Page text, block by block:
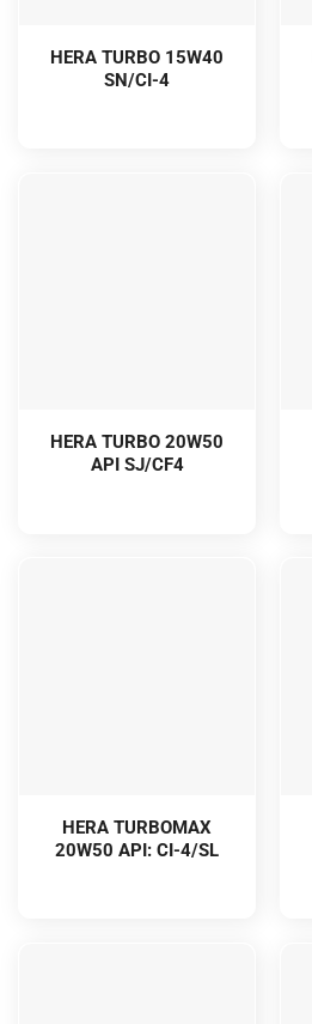
HERA TURBO 15W40
SN/CI-4
HERA TURBO 20W50
API SJ/CF4
HERA TURBOMAX
20W50 API: CI-4/SL